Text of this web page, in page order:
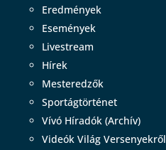
Eredmények
Események
Livestream
Hírek
Mesteredzők
Sportágtörténet
Vívó Híradók (Archív)
Videók Világ Versenyekről